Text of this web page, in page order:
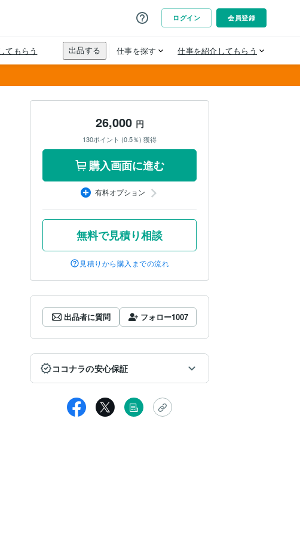
26,000 円
130ポイント (0.5％) 獲得
購入画面に進む
有料オプション
無料で見積り相談
見積りから購入までの流れ
出品者に質問 フォロー1007
ココナラの安心保証